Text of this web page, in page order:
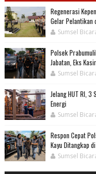
Regenerasi
Gelar Pelantikan
Sumsel
Polsek
Jabatan, Eks
Sumsel
Jelang HUT RI, 3
Energi
Sumsel
Respon Cepat
Kayu Ditangkap
Sumsel